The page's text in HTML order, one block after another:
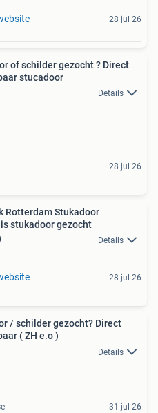
28 jul 26
of schilder gezocht ? Direct
stucadoor
Details
28 jul 26
Rotterdam Stukadoor
stukadoor gezocht
Details
28 jul 26
/ schilder gezocht? Direct
( ZH e.o )
Details
31 jul 26